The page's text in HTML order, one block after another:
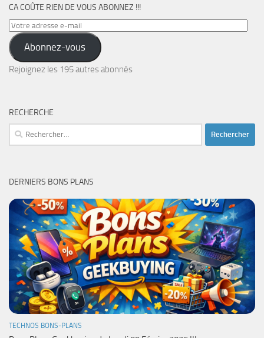
CA COÛTE RIEN DE VOUS ABONNEZ !!!
Votre
adresse
e-
mail
Abonnez-vous
Rejoignez les 195 autres abonnés
RECHERCHE
Rechercher :
DERNIERS BONS PLANS
TECHNOS BONS-PLANS